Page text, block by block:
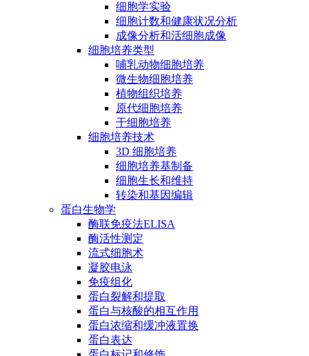
细胞学实验
细胞计数和健康状况分析
成像分析和活细胞成像
细胞培养类型
哺乳动物细胞培养
微生物细胞培养
植物组织培养
原代细胞培养
干细胞培养
细胞培养技术
3D 细胞培养
细胞培养基制备
细胞生长和维持
转染和基因编辑
蛋白生物学
酶联免疫法ELISA
酶活性测定
流式细胞术
凝胶电泳
免疫组化
蛋白裂解和提取
蛋白与核酸的相互作用
蛋白浓缩和缓冲液置换
蛋白表达